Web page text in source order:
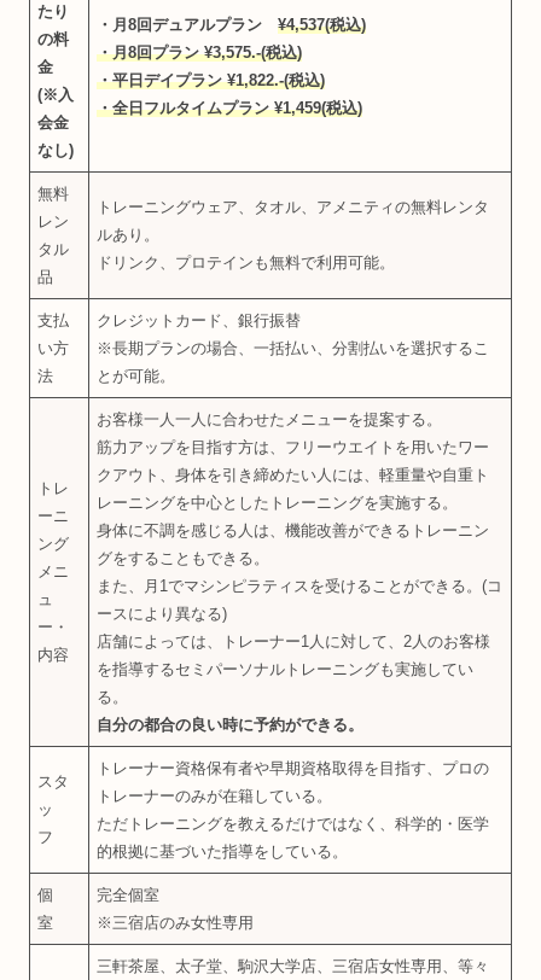
たり
の料
金
(※入
会金
なし)
・月8回デュアルプラン ¥4,537(税込)
・月8回プラン ¥3,575.-(税込)
・平日デイプラン ¥1,822.-(税込)
・全日フルタイムプラン ¥1,459(税込)
無料
レン
タル
品
トレーニングウェア、タオル、アメニティの無料レンタ
ルあり。
ドリンク、プロテインも無料で利用可能。
支払
い方
法
クレジットカード、銀行振替
※長期プランの場合、一括払い、分割払いを選択するこ
とが可能。
トレ
ーニ
ング
メニ
ュ
ー・
内容
お客様一人一人に合わせたメニューを提案する。
筋力アップを目指す方は、フリーウエイトを用いたワー
クアウト、身体を引き締めたい人には、軽重量や自重ト
レーニングを中心としたトレーニングを実施する。
身体に不調を感じる人は、機能改善ができるトレーニン
グをすることもできる。
また、月1でマシンピラティスを受けることができる。(コ
ースにより異なる)
店舗によっては、トレーナー1人に対して、2人のお客様
を指導するセミパーソナルトレーニングも実施してい
る。
自分の都合の良い時に予約ができる。
スタ
ッ
フ
トレーナー資格保有者や早期資格取得を目指す、プロの
トレーナーのみが在籍している。
ただトレーニングを教えるだけではなく、科学的・医学
的根拠に基づいた指導をしている。
個
室
完全個室
※三宿店のみ女性専用
三軒茶屋、太子堂、駒沢大学店、三宿店女性専用、等々